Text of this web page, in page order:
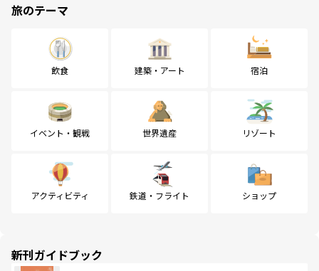
旅のテーマ
飲食 建築・アート 宿泊
イベント・観戦 世界遺産 リゾート
アクティビティ 鉄道・フライト ショップ
新刊ガイドブック